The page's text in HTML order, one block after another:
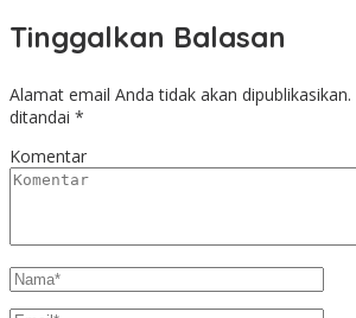
Tinggalkan Balasan
Alamat email Anda tidak akan dipublikasikan.
ditandai *
Komentar